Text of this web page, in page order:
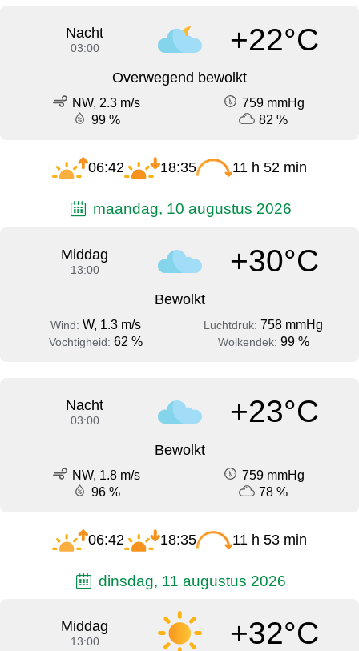
Nacht
03:00 +22°C
Overwegend bewolkt
NW, 2.3 m/s
759 mmHg
99 %
82 %
06:42 18:35 11 h 52 min
maandag, 10 augustus 2026
Middag
13:00 +30°C
Bewolkt
Wind: W, 1.3 m/s Luchtdruk: 758 mmHg
Vochtigheid: 62 % Wolkendek: 99 %
Nacht
03:00 +23°C
Bewolkt
NW, 1.8 m/s
759 mmHg
96 %
78 %
06:42 18:35 11 h 53 min
dinsdag, 11 augustus 2026
Middag
13:00 +32°C